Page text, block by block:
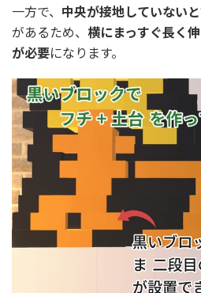
一方で、 中央が接地していない
があるため、 横にまっすぐ長く
が必要になります。